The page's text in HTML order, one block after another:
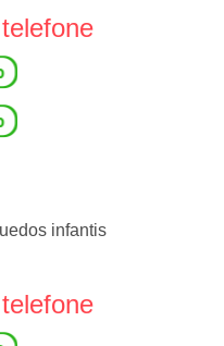
infantis